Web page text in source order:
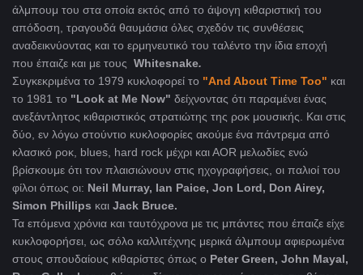
άλμπουμ του στα οποία εκτός από το άψογη κιθαριστική του
απόδοση, τραγουδά θαυμάσια όλες σχεδόν τις συνθέσεις
αναδεικνύοντας και το ερμηνευτικό του ταλέντο την ίδια εποχή
που έπαιζε και με τους Whitesnake.
Συγκεκριμένα το 1979 κυκλοφορεί το "And About Time Too" και
το 1981 το "Look at Me Now" δείχνοντας ότι παραμένει ένας
ανεξάντλητος κιθαριστικός στρατιώτης της ροκ μουσικής. Και στις
δύο, εν λόγω στούντιο κυκλοφορίες ακούμε ένα πάντρεμα από
κλασικό ροκ, blues, hard rock μέχρι και ΑΟR μελωδίες ενώ
βρίσκουμε ότι τον πλαισιώνουν στις ηχογραφήσεις, οι παλιοί του
φίλοι όπως οι: Neil Murray, Ian Paice, Jon Lord, Don Airey,
Simon Phillips και Jack Bruce.
Τα επόμενα χρόνια και ταυτόχρονα με τις μπάντες που έπαιζε είχε
κυκλοφορήσει, ως σόλο καλλιτέχνης μερικά άλμπουμ αφιερωμένα
στους σπουδαίους κιθαρίστες όπως ο Peter Green, John Mayal,